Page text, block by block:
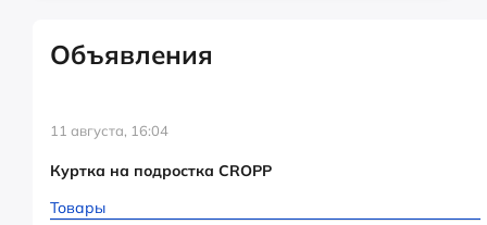
Объявления
11 августа, 16:04
Куртка на подростка CROPP
Товары